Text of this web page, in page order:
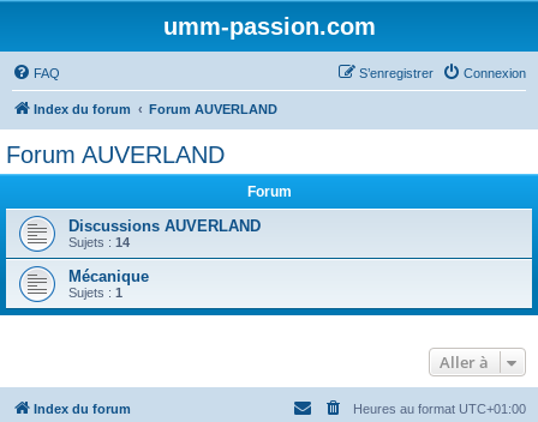
umm-passion.com
FAQ Connexion
S’enregistrer
Index du forum Forum AUVERLAND
Forum AUVERLAND
Forum
Discussions AUVERLAND
Sujets : 14
Mécanique
Sujets : 1
Aller à
Index du forum Heures au format UTC+01:00